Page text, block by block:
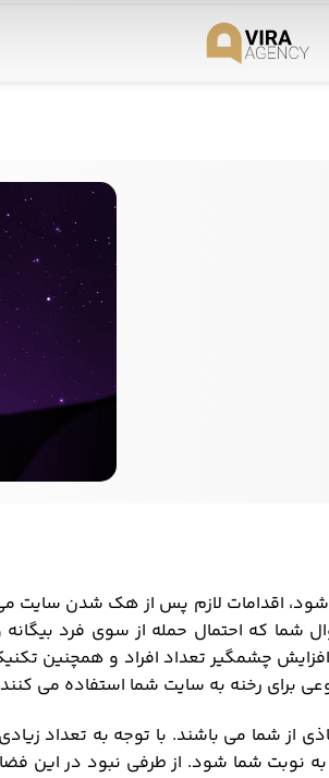
شود، اقدامات لازم پس از هک شدن سایت
شما که احتمال حمله از سوی فرد
افزایش چشمگیر تعداد افراد و همچنین
برای رخنه به سایت شما استفاده می
از شما می باشند. با توجه به تعداد
نوبت شما شود. از طرفی نبود در این